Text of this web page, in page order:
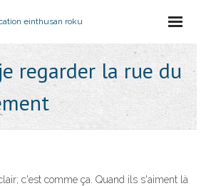
einthusan roku
regarder la rue du
c'est comme ça. Quand ils s'aiment là